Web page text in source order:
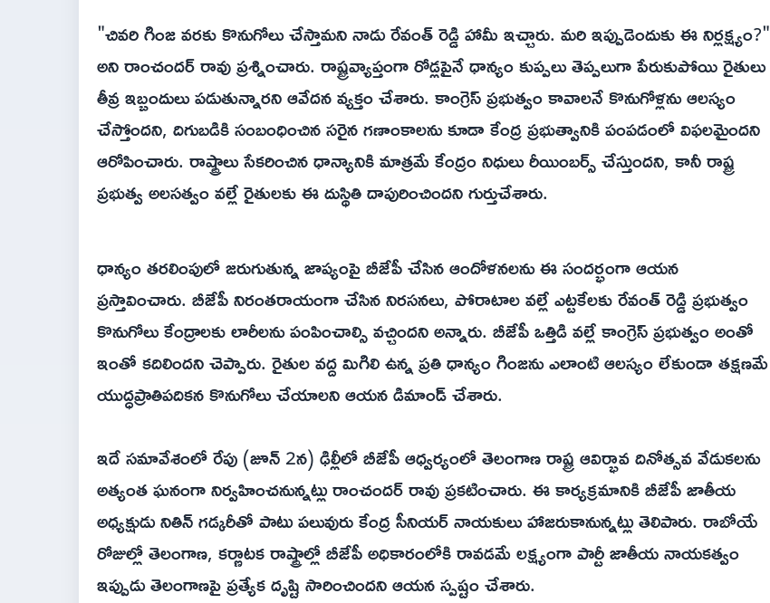
"చివరి గింజ వరకు కొనుగోలు చేస్తామని నాడు రేవంత్ రెడ్డి హామీ ఇచ్చారు. మరి ఇప్పుడెందుకు ఈ నిర్లక్ష్యం?"
అని రాంచందర్ రావు ప్రశ్నించారు. రాష్ట్రవ్యాప్తంగా రోడ్లపైనే ధాన్యం కుప్పలు తెప్పలుగా పేరుకుపోయి రైతులు
తీవ్ర ఇబ్బందులు పడుతున్నారని ఆవేదన వ్యక్తం చేశారు. కాంగ్రెస్ ప్రభుత్వం కావాలనే కొనుగోళ్లను ఆలస్యం
చేస్తోందని, దిగుబడికి సంబంధించిన సరైన గణాంకాలను కూడా కేంద్ర ప్రభుత్వానికి పంపడంలో విఫలమైందని
ఆరోపించారు. రాష్ట్రాలు సేకరించిన ధాన్యానికి మాత్రమే కేంద్రం నిధులు రీయింబర్స్ చేస్తుందని, కానీ రాష్ట్ర
ప్రభుత్వ అలసత్వం వల్లే రైతులకు ఈ దుస్థితి దాపురించిందని గుర్తుచేశారు.
ధాన్యం తరలింపులో జరుగుతున్న జాప్యంపై బీజేపీ చేసిన ఆందోళనలను ఈ సందర్భంగా ఆయన
ప్రస్తావించారు. బీజేపీ నిరంతరాయంగా చేసిన నిరసనలు, పోరాటాల వల్లే ఎట్టకేలకు రేవంత్ రెడ్డి ప్రభుత్వం
కొనుగోలు కేంద్రాలకు లారీలను పంపించాల్సి వచ్చిందని అన్నారు. బీజేపీ ఒత్తిడి వల్లే కాంగ్రెస్ ప్రభుత్వం అంతో
ఇంతో కదిలిందని చెప్పారు. రైతుల వద్ద మిగిలి ఉన్న ప్రతి ధాన్యం గింజను ఎలాంటి ఆలస్యం లేకుండా తక్షణమే
యుద్ధప్రాతిపదికన కొనుగోలు చేయాలని ఆయన డిమాండ్ చేశారు.
ఇదే సమావేశంలో రేపు (జూన్ 2న) ఢిల్లీలో బీజేపీ ఆధ్వర్యంలో తెలంగాణ రాష్ట్ర ఆవిర్భావ దినోత్సవ వేడుకలను
అత్యంత ఘనంగా నిర్వహించనున్నట్లు రాంచందర్ రావు ప్రకటించారు. ఈ కార్యక్రమానికి బీజేపీ జాతీయ
అధ్యక్షుడు నితిన్ గడ్కరీతో పాటు పలువురు కేంద్ర సీనియర్ నాయకులు హాజరుకానున్నట్లు తెలిపారు. రాబోయే
రోజుల్లో తెలంగాణ, కర్ణాటక రాష్ట్రాల్లో బీజేపీ అధికారంలోకి రావడమే లక్ష్యంగా పార్టీ జాతీయ నాయకత్వం
ఇప్పుడు తెలంగాణపై ప్రత్యేక దృష్టి సారించిందని ఆయన స్పష్టం చేశారు.